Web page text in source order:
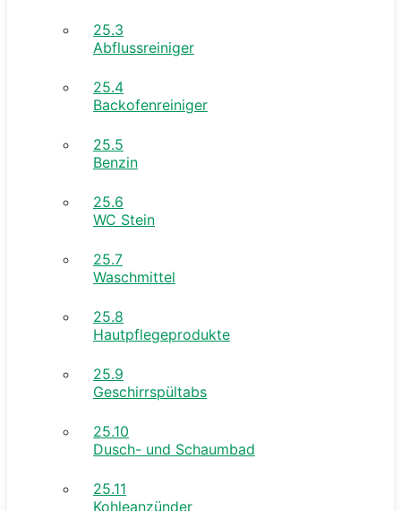
25.3
Abflussreiniger
25.4
Backofenreiniger
25.5
Benzin
25.6
WC Stein
25.7
Waschmittel
25.8
Hautpflegeprodukte
25.9
Geschirrspültabs
25.10
Dusch- und Schaumbad
25.11
Kohleanzünder